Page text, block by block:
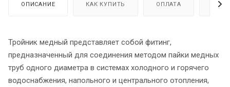
ОПИСАНИЕ КАК КУПИТЬ ОПЛАТА
Тройник медный представляет собой фитинг,
предназначенный для соединения методом пайки медных
труб одного диаметра в системах холодного и горячего
водоснабжения, напольного и центрального отопления,